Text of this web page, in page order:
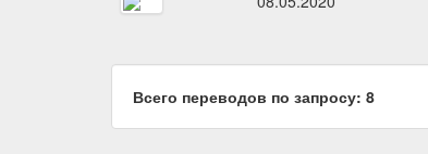
Всего переводов по запросу: 8